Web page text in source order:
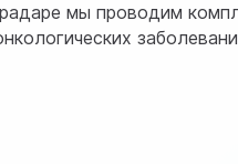
мы проводим